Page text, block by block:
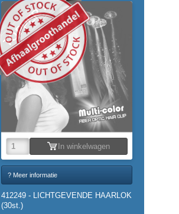
TOPPER !
In winkelwagen
? Meer informatie
412249 - LICHTGEVENDE HAARLOK
(30st.)